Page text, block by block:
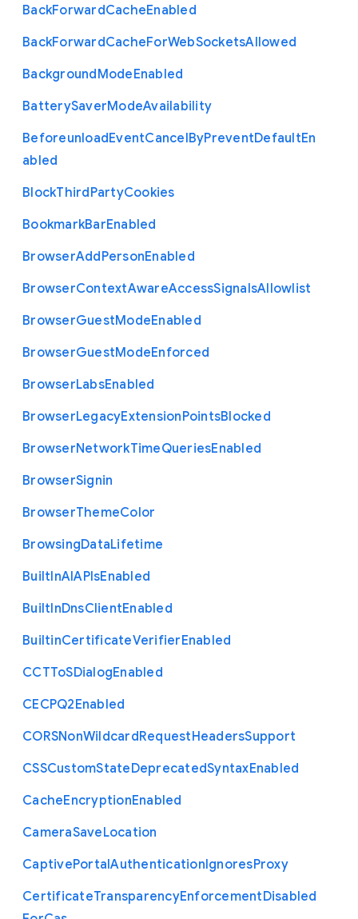
BackForwardCacheEnabled
BackForwardCacheForWebSocketsAllowed
BackgroundModeEnabled
BatterySaverModeAvailability
BeforeunloadEventCancelByPreventDefaultEn
abled
BlockThirdPartyCookies
BookmarkBarEnabled
BrowserAddPersonEnabled
BrowserContextAwareAccessSignalsAllowlist
BrowserGuestModeEnabled
BrowserGuestModeEnforced
BrowserLabsEnabled
BrowserLegacyExtensionPointsBlocked
BrowserNetworkTimeQueriesEnabled
BrowserSignin
BrowserThemeColor
BrowsingDataLifetime
BuiltInAIAPIsEnabled
BuiltInDnsClientEnabled
BuiltinCertificateVerifierEnabled
CCTToSDialogEnabled
CECPQ2Enabled
CORSNonWildcardRequestHeadersSupport
CSSCustomStateDeprecatedSyntaxEnabled
CacheEncryptionEnabled
CameraSaveLocation
CaptivePortalAuthenticationIgnoresProxy
CertificateTransparencyEnforcementDisabled